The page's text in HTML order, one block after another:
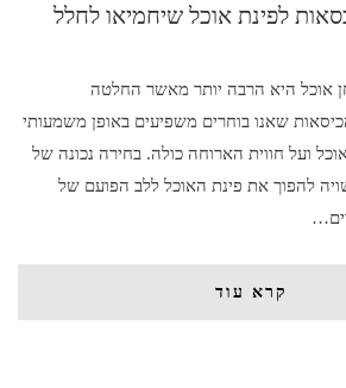
לפינת אוכל שיחמיאו לחלל
אוכל היא הרבה יותר מאשר החלטה
הכיסאות שאנו בוחרים משפיעים באופן משמעותי
ועל חווית הארוחה כולה. בחירה נכונה של
להפוך את פינת האוכל ללב הפועם של
קרא עוד